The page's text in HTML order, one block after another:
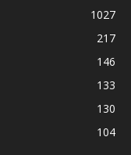
1027
217
146
133
130
104